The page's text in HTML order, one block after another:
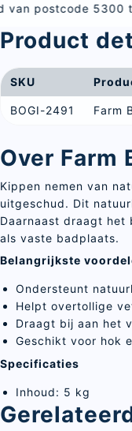
t/m 6500 v.a.
Product
SKU
BOGI-2491 Farm
Over Farm
Kippen nemen van
uitgeschud. Dit
Daarnaast draagt het
als vaste badplaats.
Belangrijkste
Ondersteunt
Helpt overtollige
Draagt bij aan het
Geschikt voor hok
Specificaties
Inhoud: 5 kg